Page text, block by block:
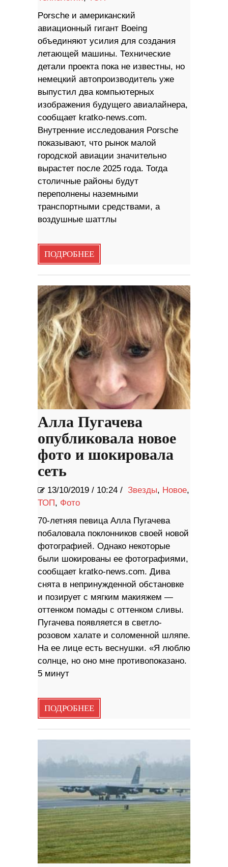
Porsche и американский
авиационный гигант Boeing
объединяют усилия для создания
летающей машины. Технические
детали проекта пока не известны, но
немецкий автопроизводитель уже
выпустил два компьютерных
изображения будущего авиалайнера,
сообщает kratko-news.com.
Внутренние исследования Porsche
показывают, что рынок малой
городской авиации значительно
вырастет после 2025 года. Тогда
столичные районы будут
переполнены наземными
транспортными средствами, а
воздушные шаттлы
ПОДРОБНЕЕ
Алла Пугачева
опубликовала новое
фото и шокировала
сеть
13/10/2019 / 10:24 / Звезды, Новое,
ТОП, Фото
70-летняя певица Алла Пугачева
побаловала поклонников своей новой
фотографией. Однако некоторые
были шокированы ее фотографиями,
сообщает kratko-news.com. Дива
снята в непринужденной обстановке
и позирует с мягким макияжем —
оттенком помады с оттенком сливы.
Пугачева появляется в светло-
розовом халате и соломенной шляпе.
На ее лице есть веснушки. «Я люблю
солнце, но оно мне противопоказано.
5 минут
ПОДРОБНЕЕ